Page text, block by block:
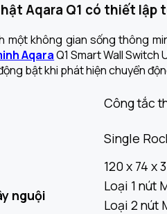
Aqara Q1 có thiết lập
một không gian sống thông
AqaraQ1 Smart Wall
bật khi phát hiện chuyển
Công tắc
Single
120 x 74 x
nguội
Loại 1 nút
Loại 2 nút